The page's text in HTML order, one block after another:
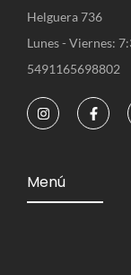
Helguera 736
Lunes - Viernes:
5491165698802
Menú